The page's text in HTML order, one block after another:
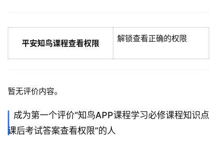
平安知鸟课程查看权限 解锁查看正确的权限
暂无评价内容。
成为第一个评价“知鸟APP课程学习必修课程知识点
课后考试答案查看权限”的人